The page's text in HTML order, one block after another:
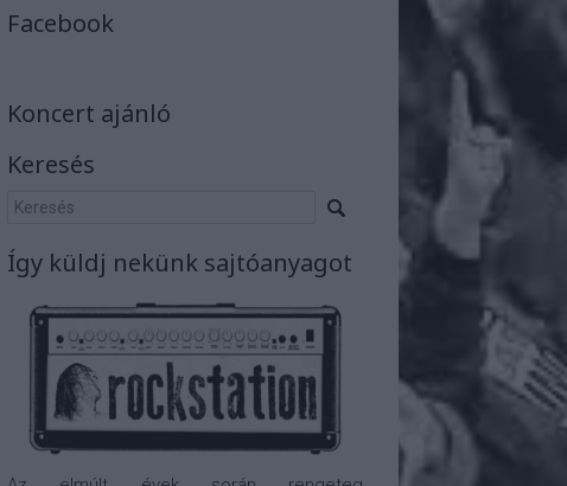
Facebook
Koncert ajánló
Keresés
Így küldj nekünk sajtóanyagot